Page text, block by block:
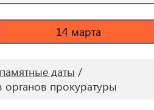
даты
органов прокуратуры